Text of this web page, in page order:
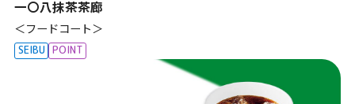
一〇八抹茶茶廊
＜フードコート＞
SEIBU POINT